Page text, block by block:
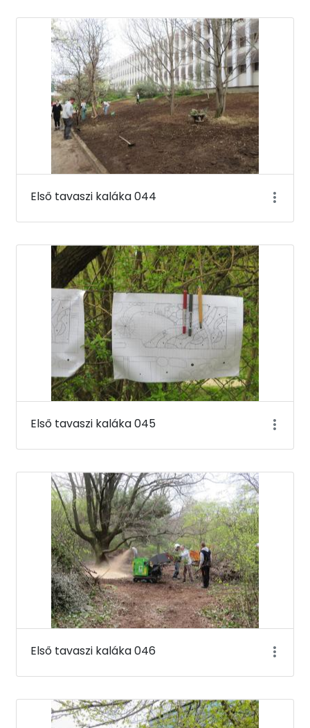
Első tavaszi kaláka 044
Első tavaszi kaláka 045
Első tavaszi kaláka 046